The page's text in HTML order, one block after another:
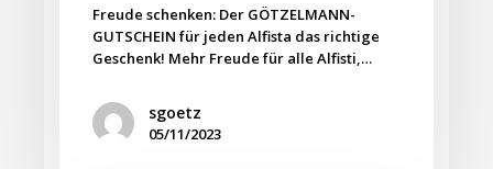
Freude schenken: Der GÖTZELMANN-
GUTSCHEIN für jeden Alfista das richtige
Geschenk! Mehr Freude für alle Alfisti,…
sgoetz
05/11/2023